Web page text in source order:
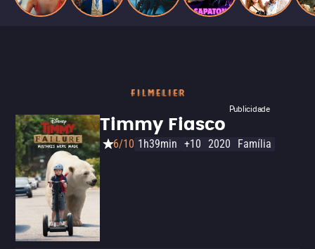
Publicidade
Timmy Fiasco
6/10 1h39min +10 2020 Família